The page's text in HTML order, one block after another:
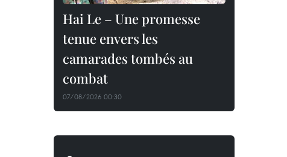
Hai Le – Une promesse
tenue envers les
camarades tombés au
combat
07/08/2026 00:30